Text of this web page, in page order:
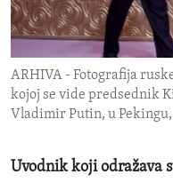
ENVIRONMENT AND
IDEALS AND
ARHIVA - Fotografija
kojoj se vide predsednik
Vladimir Putin, u Pekingu,
Uvodnik koji odražava